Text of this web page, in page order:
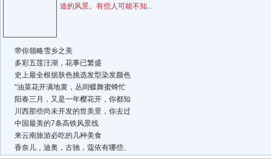
途的风景。有些人可能不知...
带你领略雪乡之美
多彩五莲汪湖，花事已繁盛
史上最全根据肤色挑选发型染发颜色
“油菜花开满地黄，丛间蝶舞蜜蜂忙
阳春三月，又是一年樱花开，你都知
川西那些尚未开发的世美景，你去过
中国最美的7条高铁风景线
来云南旅游必吃的几种美食
香奈儿，迪奥，古驰，蔻依有哪些、